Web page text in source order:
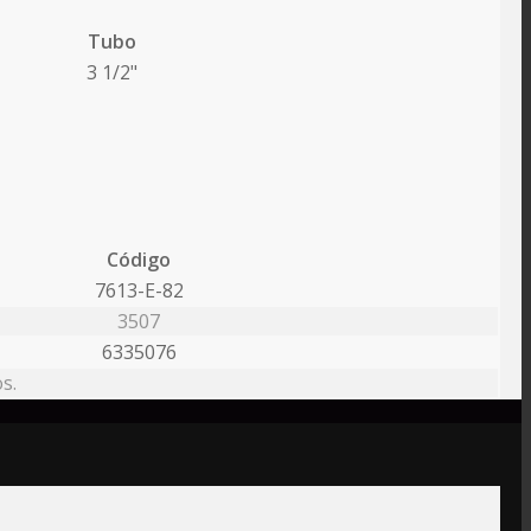
Tubo
3 1/2"
Código
7613-E-82
3507
6335076